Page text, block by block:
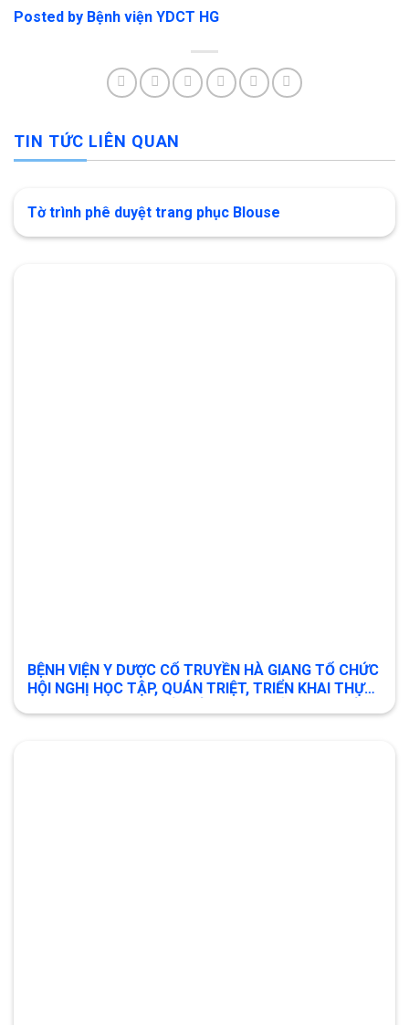
Posted by Bệnh viện YDCT HG
TIN TỨC LIÊN QUAN
Tờ trình phê duyệt trang phục Blouse
BỆNH VIỆN Y DƯỢC CỔ TRUYỀN HÀ GIANG TỔ CHỨC
HỘI NGHỊ HỌC TẬP, QUÁN TRIỆT, TRIỂN KHAI THỰC